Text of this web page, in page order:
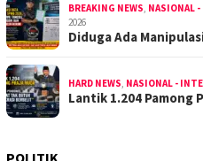
BREAKING NEWS, NASIONAL
2026
Diduga Ada
HARD NEWS, NASIONAL -
Lantik 1.204 Pamong
POLITIK